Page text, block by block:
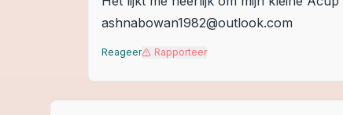
ashnabowan1982@outlook.com
Reageer Rapporteer